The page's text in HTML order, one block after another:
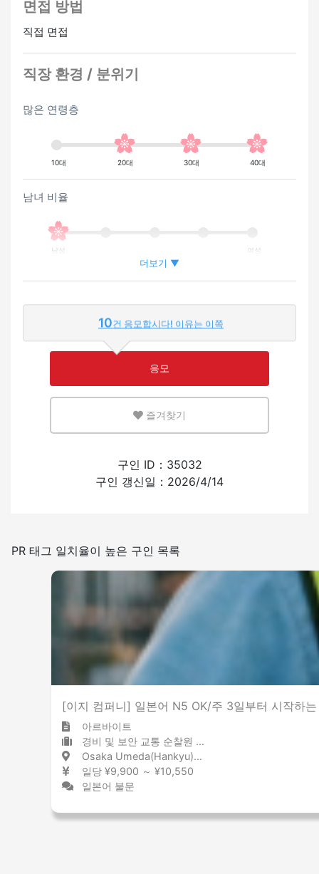
면접 방법
직접 면접
직장 환경 / 분위기
많은 연령층
10대 20대 30대 40대
남녀 비율
남성 여성
외국인이 근무하는 비율
영어 또는 모국어를 살릴 수 있는 환경
일본어를 쓰는 빈도
더보기 ▼
10건 응모합시다! 이유는 이쪽
응모
즐겨찾기
구인 ID：35032
구인 갱신일：2026/4/14
PR 태그 일치율이 높은 구인 목록
[이지 컴퍼니] 일본어 N5 OK/주 3일부터 시작하
아르바이트
경비 및 보안 교통 순찰원 / 경비원
Osaka Umeda(Hankyu) / Osaka 大阪梅田(阪急) / 大阪府
일당 ¥9,900 ～ ¥10,550
일본어 불문